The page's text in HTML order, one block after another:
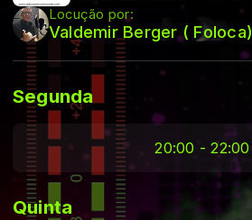
Locução por:
Valdemir Berger ( Foloca)
Segunda
20:00 - 22:00
Quinta